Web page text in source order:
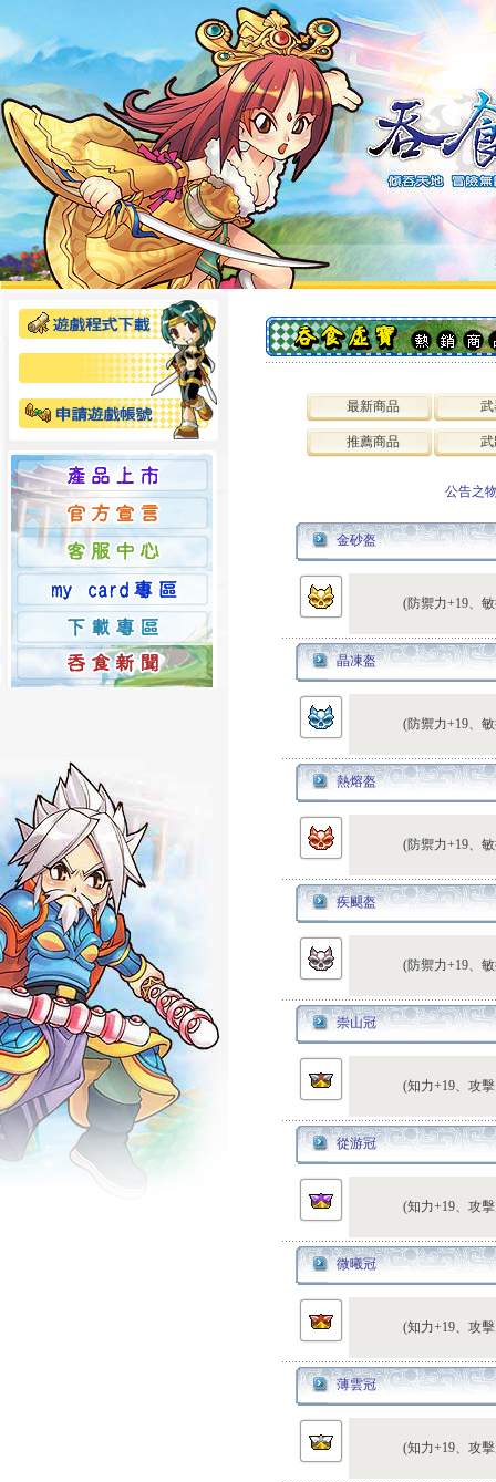
最新商品 武
推薦商品 武
公告之
金砂盔
(防禦力+19、
晶凍盔
(防禦力+19、
熱熔盔
(防禦力+19、
疾颶盔
(防禦力+19、
崇山冠
(知力+19、攻
從游冠
(知力+19、攻
微曦冠
(知力+19、攻
薄雲冠
(知力+19、攻